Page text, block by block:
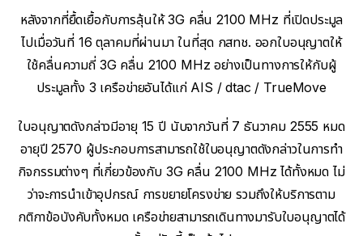
หลังจากที่ยื้ดเยื้อกับการลุ้นให้ 3G คลื่น 2100 MHz ที่เปิดประมูล
ไปเมื่อวันที่ 16 ตุลาคมที่ผ่านมา ในที่สุด กสทช. ออกใบอนุญาตให้
ใช้คลื่นความถี่ 3G คลื่น 2100 MHz อย่างเป็นทางการให้กับผู้
ประมูลทั้ง 3 เครือข่ายอันได้แก่ AIS / dtac / TrueMove
ใบอนุญาตดังกล่าวมีอายุ 15 ปี นับจากวันที่ 7 ธันวาคม 2555 หมด
อายุปี 2570 ผู้ประกอบการสามารถใช้ใบอนุญาตดังกล่าวในการทำ
กิจกรรมต่างๆ ที่เกี่ยวข้องกับ 3G คลื่น 2100 MHz ได้ทั้งหมด ไม่
ว่าจะการนำเข้าอุปกรณ์ การขยายโครงข่าย รวมถึงให้บริการตาม
กติกาข้อบังคับทั้งหมด เครือข่ายสามารถเดินทางมารับใบอนุญาตได้